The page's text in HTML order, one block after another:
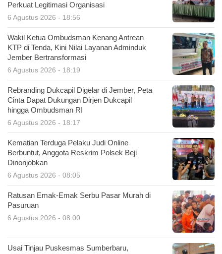
Perkuat Legitimasi Organisasi
6 Agustus 2026 - 18:56
Wakil Ketua Ombudsman Kenang Antrean
KTP di Tenda, Kini Nilai Layanan Adminduk
Jember Bertransformasi
6 Agustus 2026 - 18:19
Rebranding Dukcapil Digelar di Jember, Peta
Cinta Dapat Dukungan Dirjen Dukcapil
hingga Ombudsman RI
6 Agustus 2026 - 18:17
Kematian Terduga Pelaku Judi Online
Berbuntut, Anggota Reskrim Polsek Beji
Dinonjobkan
6 Agustus 2026 - 08:05
Ratusan Emak-Emak Serbu Pasar Murah di
Pasuruan
6 Agustus 2026 - 08:00
Usai Tinjau Puskesmas Sumberbaru,